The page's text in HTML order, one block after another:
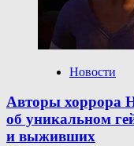
Книги
рекордов
Новости
Авторы хоррора
об уникальном
и выживших